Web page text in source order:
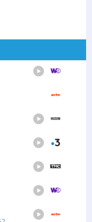
jusqu'au 6...